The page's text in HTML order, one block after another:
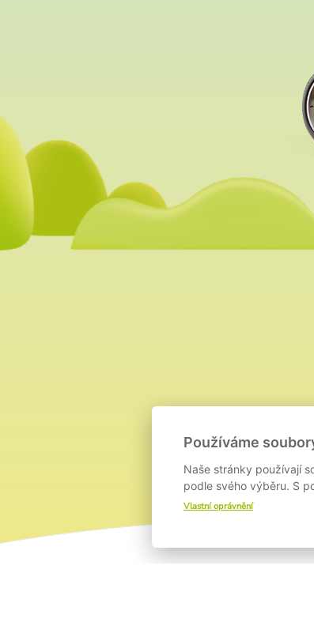
Používáme
Naše stránky používají
podle svého výběru. S
Vlastní oprávnění